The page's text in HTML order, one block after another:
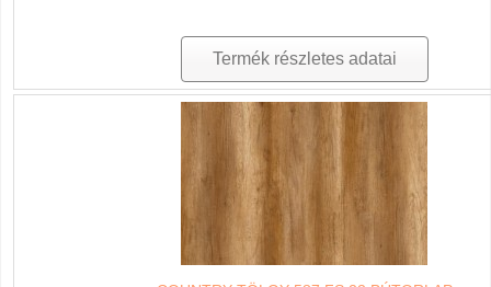
Termék részletes adatai